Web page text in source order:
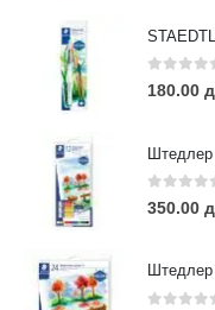
0 out of 5
180.00
Штедлер
0out of 5
350.00
Штедлер